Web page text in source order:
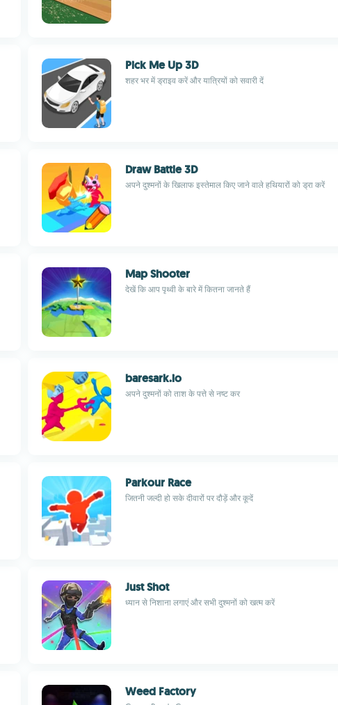
Pick Me Up 3D
शहर भर में ड्राइव करें और यात्रियों को सवारी दें
Draw Battle 3D
अपने दुश्मनों के खिलाफ इस्तेमाल किए जाने वाले हथियारों को ड्रा करें
Map Shooter
देखें कि आप पृथ्वी के बारे में कितना जानते हैं
baresark.io
अपने दुश्मनों को ताश के पत्ते से नष्ट कर
Parkour Race
जितनी जल्दी हो सके दीवारों पर दौड़ें और कूदें
Just Shot
ध्यान से निशाना लगाएं और सभी दुश्मनों को खत्म करें
Weed Factory